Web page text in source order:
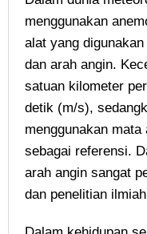
menggunakan
alat yang
dan arah angin.
satuan kilometer
detik (m/s),
menggunakan
sebagai referensi.
arah angin sangat
dan penelitian